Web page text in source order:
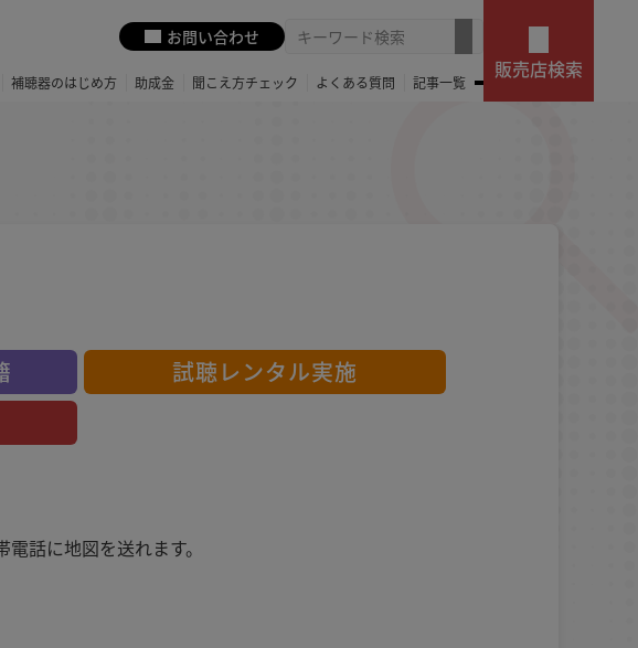
お問い合わせ
補聴器のはじめ方 助成金 聞こえ方チェック よくある質問 記事一覧
販売店検索
試聴レンタル実施
話に地図を送れます。